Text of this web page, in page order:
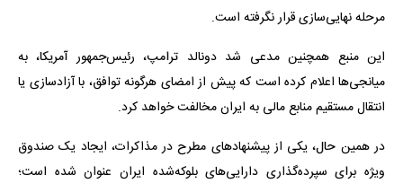
مرحله نهایی‌سازی قرار نگرفته است.
این منبع همچنین مدعی شد دونالد ترامپ، رئیس‌جمهور آمریکا، به
میانجی‌ها اعلام کرده است که پیش از امضای هرگونه توافق، با آزادسازی یا
انتقال مستقیم منابع مالی به ایران مخالفت خواهد کرد.
در همین حال، یکی از پیشنهادهای مطرح در مذاکرات، ایجاد یک صندوق
ویژه برای سپرده‌گذاری دارایی‌های بلوکه‌شده ایران عنوان شده است؛